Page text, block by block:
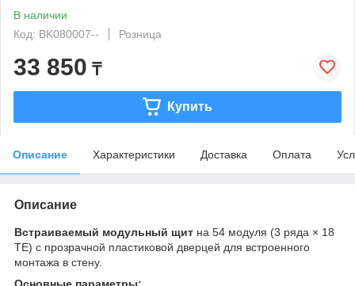
В наличии
Код: BK080007--
Розница
33 850 ₸
Купить
Описание Характеристики Доставка Оплата
Описание
Встраиваемый модульный щит на 54 модуля (3 ряда × 18
TE) с прозрачной пластиковой дверцей для встроенного
монтажа в стену.
Основные параметры: